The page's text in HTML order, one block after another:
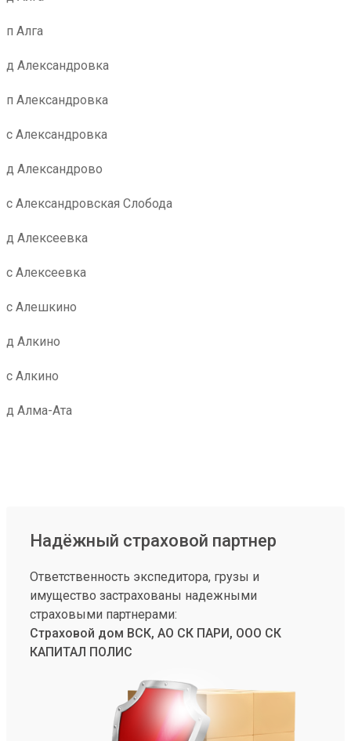
п Алга
д Александровка
п Александровка
с Александровка
д Александрово
с Александровская Слобода
д Алексеевка
с Алексеевка
с Алешкино
д Алкино
с Алкино
д Алма-Ата
Надёжный страховой партнер
Ответственность экспедитора, грузы и
имущество застрахованы надежными
страховыми партнерами:
Страховой дом ВСК, АО СК ПАРИ, ООО СК
КАПИТАЛ ПОЛИС